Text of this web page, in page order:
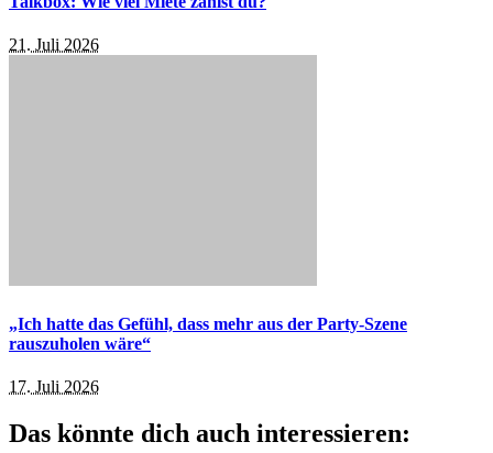
21. Juli 2026
„Ich hatte das Gefühl, dass mehr aus der Party-Szene
rauszuholen wäre“
17. Juli 2026
Das könnte dich auch interessieren: